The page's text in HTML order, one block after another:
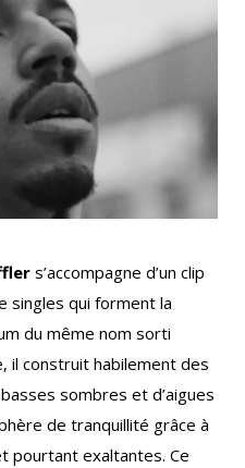
s’accompagne d’un clip
singles qui forment la
du même nom sorti
il construit habilement des
sombres et d’aigues
de tranquillité grâce à
pourtant exaltantes. Ce